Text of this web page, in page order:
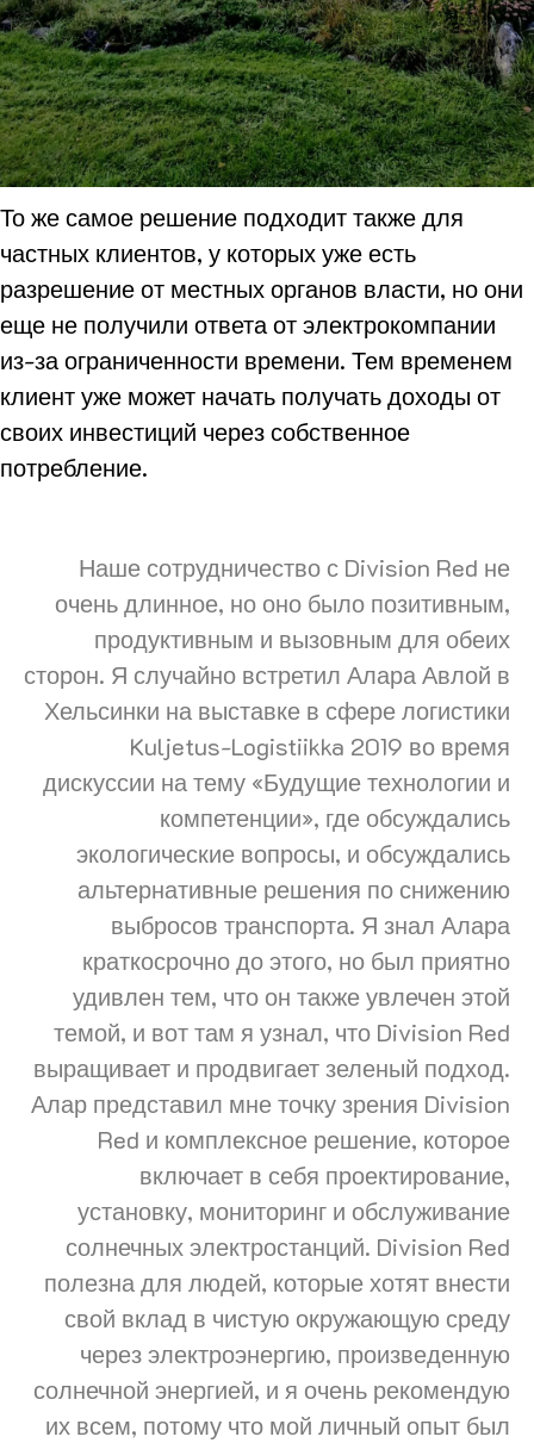
То же самое решение подходит также для
частных клиентов, у которых уже есть
разрешение от местных органов власти, но они
еще не получили ответа от электрокомпании
из-за ограниченности времени. Тем временем
клиент уже может начать получать доходы от
своих инвестиций через собственное
потребление.
Наше сотрудничество с Division Red не
очень длинное, но оно было позитивным,
продуктивным и вызовным для обеих
сторон. Я случайно встретил Алара Авлой в
Хельсинки на выставке в сфере логистики
Kuljetus-Logistiikka 2019 во время
дискуссии на тему «Будущие технологии и
компетенции», где обсуждались
экологические вопросы, и обсуждались
альтернативные решения по снижению
выбросов транспорта. Я знал Алара
краткосрочно до этого, но был приятно
удивлен тем, что он также увлечен этой
темой, и вот там я узнал, что Division Red
выращивает и продвигает зеленый подход.
Алар представил мне точку зрения Division
Red и комплексное решение, которое
включает в себя проектирование,
установку, мониторинг и обслуживание
солнечных электростанций. Division Red
полезна для людей, которые хотят внести
свой вклад в чистую окружающую среду
через электроэнергию, произведенную
солнечной энергией, и я очень рекомендую
их всем, потому что мой личный опыт был